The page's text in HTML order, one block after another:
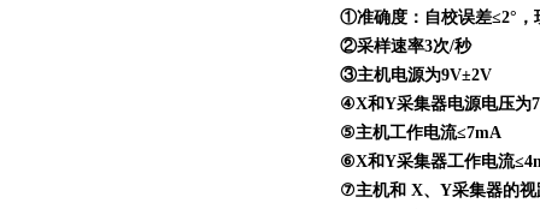
①准确度：自校误差≤2°，
②采样速率3次/秒
③主机电源为9V±2V
④X和Y采集器电源电压为
⑤主机工作电流≤7mA
⑥X和Y采集器工作电流
⑦主机和 X、Y采集器的视